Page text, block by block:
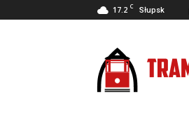
17.2 C Słupsk
Tramwaj
Słupski